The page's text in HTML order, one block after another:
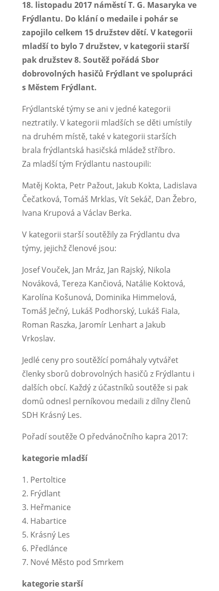
18. listopadu 2017 náměstí T. G. Masaryka ve
Frýdlantu. Do klání o medaile i pohár se
zapojilo celkem 15 družstev dětí. V kategorii
mladší to bylo 7 družstev, v kategorii starší
pak družstev 8. Soutěž pořádá Sbor
dobrovolných hasičů Frýdlant ve spolupráci
s Městem Frýdlant.
Frýdlantské týmy se ani v jedné kategorii
neztratily. V kategorii mladších se děti umístily
na druhém místě, také v kategorii starších
brala frýdlantská hasičská mládež stříbro.
Za mladší tým Frýdlantu nastoupili:
Matěj Kokta, Petr Pažout, Jakub Kokta, Ladislava
Čečatková, Tomáš Mrklas, Vít Sekáč, Dan Žebro,
Ivana Krupová a Václav Berka.
V kategorii starší soutěžily za Frýdlantu dva
týmy, jejichž členové jsou:
Josef Vouček, Jan Mráz, Jan Rajský, Nikola
Nováková, Tereza Kančiová, Natálie Koktová,
Karolína Košunová, Dominika Himmelová,
Tomáš Ječný, Lukáš Podhorský, Lukáš Fiala,
Roman Raszka, Jaromír Lenhart a Jakub
Vrkoslav.
Jedlé ceny pro soutěžící pomáhaly vytvářet
členky sborů dobrovolných hasičů z Frýdlantu i
dalších obcí. Každý z účastníků soutěže si pak
domů odnesl perníkovou medaili z dílny členů
SDH Krásný Les.
Pořadí soutěže O předvánočního kapra 2017:
kategorie mladší
1. Pertoltice
2. Frýdlant
3. Heřmanice
4. Habartice
5. Krásný Les
6. Předlánce
7. Nové Město pod Smrkem
kategorie starší